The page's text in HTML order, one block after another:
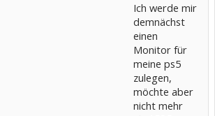
Ich werde mir
demnächst
einen
Monitor für
meine ps5
zulegen,
möchte aber
nicht mehr